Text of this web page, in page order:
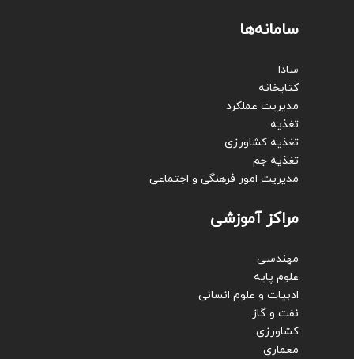
سامانه‌ها
سادا
کتابخانه
مدیریت عملکرد
تغذیه
تغذیه کشاورزی
تغذیه جم
مدیریت امور فرهنگی و اجتماعی
مراکز آموزشی
مهندسی
علوم پایه
ادبیات و علوم انسانی
نفت و گاز
کشاورزی
معماری